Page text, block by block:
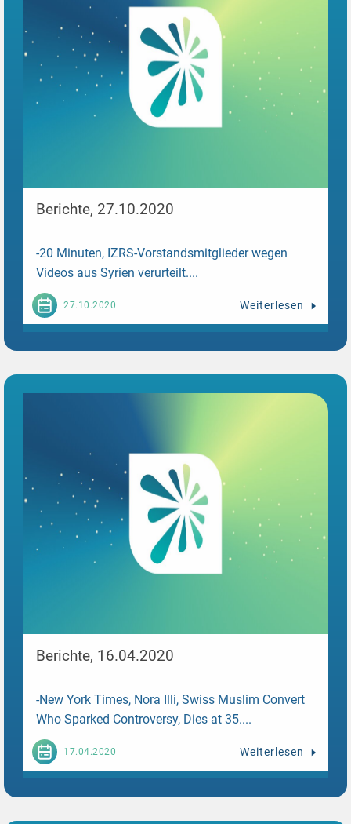
Berichte, 27.10.2020
-20 Minuten, IZRS-Vorstandsmitglieder wegen
Videos aus Syrien verurteilt....
27.10.2020 Weiterlesen
Berichte, 16.04.2020
-New York Times, Nora Illi, Swiss Muslim Convert
Who Sparked Controversy, Dies at 35....
17.04.2020 Weiterlesen